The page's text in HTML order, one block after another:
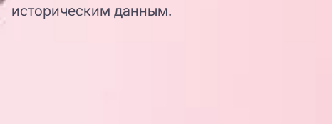
историческим данным.